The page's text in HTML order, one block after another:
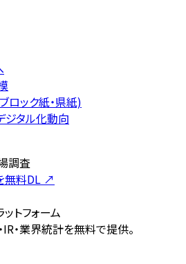
ロック紙・県紙)
ジタル化動向
調査
無料DL ↗
トフォーム
・業界統計を無料で提供。